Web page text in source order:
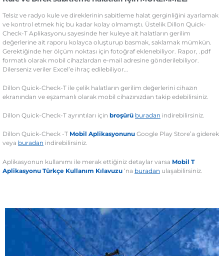
Telsiz ve radyo kule ve direklerinin sabitleme halat gerginliğini ayarlamak
ve kontrol etmek hiç bu kadar kolay olmamıştı. Üstelik Dillon Quick-
Check-T Aplikasyonu sayesinde her kuleye ait halatların gerilim
değerlerine ait raporu kolayca oluşturup basmak, saklamak mümkün.
Gerektiğinde her ölçüm noktası için fotoğraf eklenebiliyor. Rapor, .pdf
formatlı olarak mobil cihazlardan e-mail adresine gönderilebiliyor.
Dilerseniz veriler Excel’e ihraç edilebiliyor…
Dillon Quick-Check-T ile çelik halatların gerilim değerlerini cihazın
ekranından ve eşzamanlı olarak mobil cihazınızdan takip edebilirsiniz.
Dillon Quick-Check-T ayrıntıları için broşürü buradan indirebilirsiniz.
Dillon Quick-Check -T Mobil Aplikasyonunu Google Play Store’a giderek
veya buradan indirebilirsiniz.
Aplikasyonun kullanımı ile merak ettiğiniz detaylar varsa Mobil T
Aplikasyonu Türkçe Kullanım Kılavuzu ‘na buradan ulaşabilirsiniz.